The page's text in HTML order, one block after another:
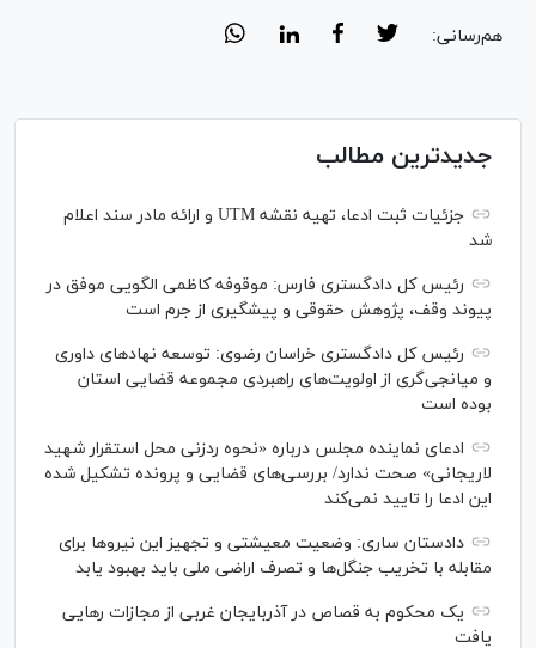
هم‌رسانی:
جدیدترین مطالب
جزئیات ثبت ادعا، تهیه نقشه UTM و ارائه مادر سند اعلام
شد
رئیس کل دادگستری فارس: موقوفه کاظمی الگویی موفق در
پیوند وقف، پژوهش حقوقی و پیشگیری از جرم است
رئیس کل دادگستری خراسان رضوی: توسعه نهاد‌های داوری
و میانجی‌گری از اولویت‌های راهبردی مجموعه قضایی استان
بوده است
ادعای نماینده مجلس درباره «نحوه ردزنی محل استقرار شهید
لاریجانی» صحت ندارد/ بررسی‌های قضایی و پرونده تشکیل شده
این ادعا را تایید نمی‌کند
دادستان ساری: وضعیت معیشتی و تجهیز این نیرو‌ها برای
مقابله با تخریب جنگل‌ها و تصرف اراضی ملی باید بهبود یابد
یک محکوم به قصاص در آذربایجان‌ غربی از مجازات رهایی
یافت